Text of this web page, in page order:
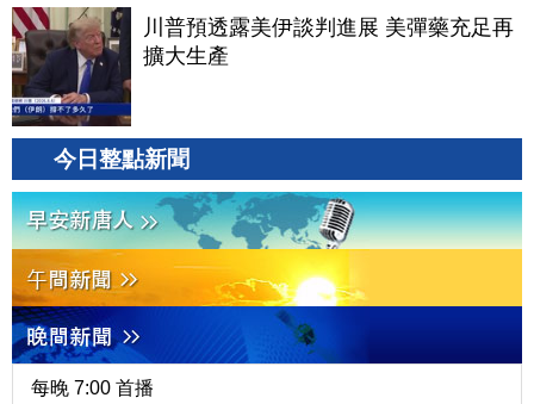
川普預透露美伊談判進展 美彈藥充足再
擴大生產
今日整點新聞
每晚 7:00 首播